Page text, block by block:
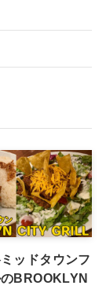
ッドタウンフ
BROOKLYN